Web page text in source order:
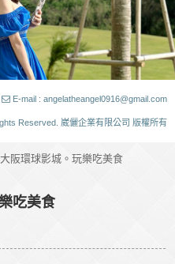
E-mail : angelatheangel0916@gmail.com
Reserved. 崴儷企業有限公司 版權所有
阪環球影城。玩樂吃美食
吃美食